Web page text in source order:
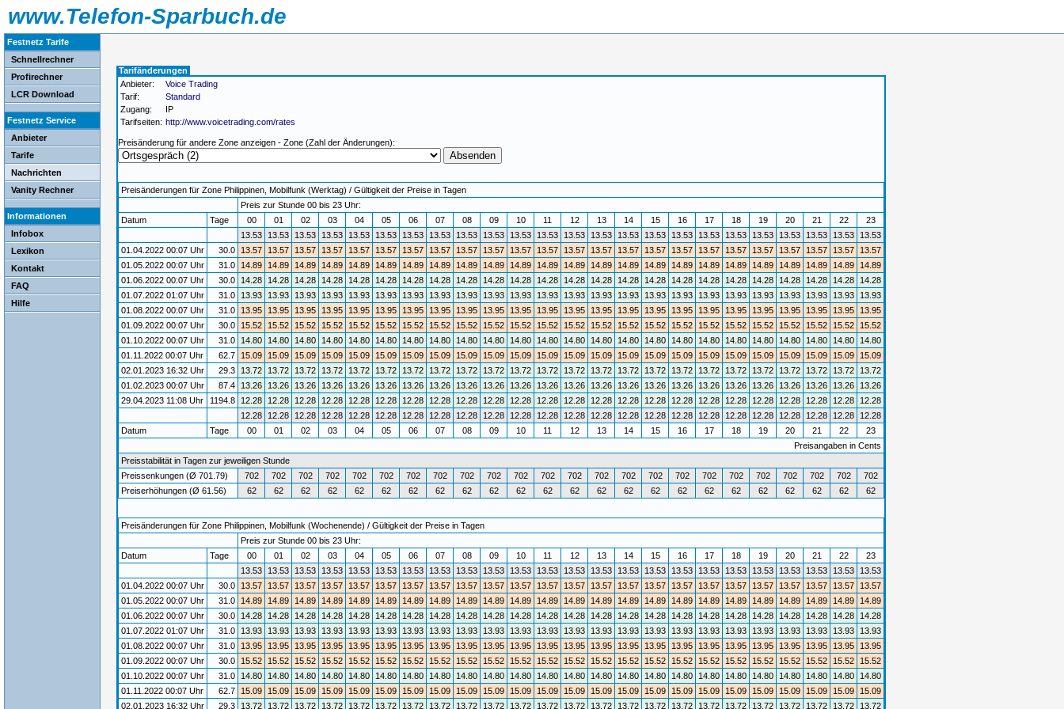
www.Telefon-Sparbuch.de
Festnetz Tarife
Schnellrechner
Profirechner
LCR Download
Festnetz Service
Anbieter
Tarife
Nachrichten
Vanity Rechner
Informationen
Infobox
Lexikon
Kontakt
FAQ
Hilfe
Tarifänderungen
Anbieter:
Voice Trading
Tarif:
Standard
Zugang:
IP
Tarifseiten: http://www.voicetrading.com/rates
Preisänderung für andere Zone anzeigen - Zone (Zahl der Änderungen):
Preisänderungen für Zone Philippinen, Mobilfunk (Werktag) / Gültigkeit der Preise in Tagen
Preis zur Stunde 00 bis 23 Uhr:
Datum
Tage 00 01 02 03 04 05 06 07 08 09 10 11 12 13 14 15 16 17 18 19 20 21 22
23
13.53
13.53 13.53 13.53 13.53 13.53 13.53 13.53 13.53 13.53 13.53 13.53 13.53 13.53 13.53 13.53 13.53 13.53 13.53 13.53 13.53 13.53 13.53
13.53
01.04.2022 00:07 Uhr
30.0 13.57 13.57 13.57 13.57 13.57 13.57 13.57 13.57 13.57 13.57 13.57 13.57 13.57 13.57 13.57 13.57 13.57 13.57 13.57 13.57 13.57 13.57 13.57
13.57
01.05.2022 00:07 Uhr
31.0 14.89 14.89 14.89 14.89 14.89 14.89 14.89 14.89 14.89 14.89 14.89 14.89 14.89 14.89 14.89 14.89 14.89 14.89 14.89 14.89 14.89 14.89 14.89
14.89
01.06.2022 00:07 Uhr
30.0 14.28 14.28 14.28 14.28 14.28 14.28 14.28 14.28 14.28 14.28 14.28 14.28 14.28 14.28 14.28 14.28 14.28 14.28 14.28 14.28 14.28 14.28 14.28
14.28
01.07.2022 01:07 Uhr
31.0 13.93 13.93 13.93 13.93 13.93 13.93 13.93 13.93 13.93 13.93 13.93 13.93 13.93 13.93 13.93 13.93 13.93 13.93 13.93 13.93 13.93 13.93 13.93
13.93
01.08.2022 00:07 Uhr
31.0 13.95 13.95 13.95 13.95 13.95 13.95 13.95 13.95 13.95 13.95 13.95 13.95 13.95 13.95 13.95 13.95 13.95 13.95 13.95 13.95 13.95 13.95 13.95
13.95
01.09.2022 00:07 Uhr
30.0 15.52 15.52 15.52 15.52 15.52 15.52 15.52 15.52 15.52 15.52 15.52 15.52 15.52 15.52 15.52 15.52 15.52 15.52 15.52 15.52 15.52 15.52 15.52
15.52
01.10.2022 00:07 Uhr
31.0 14.80 14.80 14.80 14.80 14.80 14.80 14.80 14.80 14.80 14.80 14.80 14.80 14.80 14.80 14.80 14.80 14.80 14.80 14.80 14.80 14.80 14.80 14.80
14.80
01.11.2022 00:07 Uhr
62.7 15.09 15.09 15.09 15.09 15.09 15.09 15.09 15.09 15.09 15.09 15.09 15.09 15.09 15.09 15.09 15.09 15.09 15.09 15.09 15.09 15.09 15.09 15.09
15.09
02.01.2023 16:32 Uhr
29.3 13.72 13.72 13.72 13.72 13.72 13.72 13.72 13.72 13.72 13.72 13.72 13.72 13.72 13.72 13.72 13.72 13.72 13.72 13.72 13.72 13.72 13.72 13.72
13.72
01.02.2023 00:07 Uhr
87.4 13.26 13.26 13.26 13.26 13.26 13.26 13.26 13.26 13.26 13.26 13.26 13.26 13.26 13.26 13.26 13.26 13.26 13.26 13.26 13.26 13.26 13.26 13.26
13.26
29.04.2023 11:08 Uhr
1194.8 12.28 12.28 12.28 12.28 12.28 12.28 12.28 12.28 12.28 12.28 12.28 12.28 12.28 12.28 12.28 12.28 12.28 12.28 12.28 12.28 12.28 12.28 12.28
12.28
12.28
12.28 12.28 12.28 12.28 12.28 12.28 12.28 12.28 12.28 12.28 12.28 12.28 12.28 12.28 12.28 12.28 12.28 12.28 12.28 12.28 12.28 12.28
12.28
Datum
Tage 00 01 02 03 04 05 06 07 08 09 10 11 12 13 14 15 16 17 18 19 20 21 22
23
Preisangaben in Cents
Preisstabilität in Tagen zur jeweiligen Stunde
Preissenkungen (Ø 701.79)
702 702 702 702 702 702 702 702 702 702 702 702 702 702 702 702 702 702 702 702 702 702 702
702
Preiserhöhungen (Ø 61.56)
62 62 62 62 62 62 62 62 62 62 62 62 62 62 62 62 62 62 62 62 62 62 62 62
Preisänderungen für Zone Philippinen, Mobilfunk (Wochenende) / Gültigkeit der Preise in Tagen
Preis zur Stunde 00 bis 23 Uhr:
Datum
Tage 00 01 02 03 04 05 06 07 08 09 10 11 12 13 14 15 16 17 18 19 20 21 22
23
13.53
13.53 13.53 13.53 13.53 13.53 13.53 13.53 13.53 13.53 13.53 13.53 13.53 13.53 13.53 13.53 13.53 13.53 13.53 13.53 13.53 13.53 13.53
13.53
01.04.2022 00:07 Uhr
30.0 13.57 13.57 13.57 13.57 13.57 13.57 13.57 13.57 13.57 13.57 13.57 13.57 13.57 13.57 13.57 13.57 13.57 13.57 13.57 13.57 13.57 13.57 13.57
13.57
01.05.2022 00:07 Uhr
31.0 14.89 14.89 14.89 14.89 14.89 14.89 14.89 14.89 14.89 14.89 14.89 14.89 14.89 14.89 14.89 14.89 14.89 14.89 14.89 14.89 14.89 14.89 14.89
14.89
01.06.2022 00:07 Uhr
30.0 14.28 14.28 14.28 14.28 14.28 14.28 14.28 14.28 14.28 14.28 14.28 14.28 14.28 14.28 14.28 14.28 14.28 14.28 14.28 14.28 14.28 14.28 14.28
14.28
01.07.2022 01:07 Uhr
31.0 13.93 13.93 13.93 13.93 13.93 13.93 13.93 13.93 13.93 13.93 13.93 13.93 13.93 13.93 13.93 13.93 13.93 13.93 13.93 13.93 13.93 13.93 13.93
13.93
01.08.2022 00:07 Uhr
31.0 13.95 13.95 13.95 13.95 13.95 13.95 13.95 13.95 13.95 13.95 13.95 13.95 13.95 13.95 13.95 13.95 13.95 13.95 13.95 13.95 13.95 13.95 13.95
13.95
01.09.2022 00:07 Uhr
30.0 15.52 15.52 15.52 15.52 15.52 15.52 15.52 15.52 15.52 15.52 15.52 15.52 15.52 15.52 15.52 15.52 15.52 15.52 15.52 15.52 15.52 15.52 15.52
15.52
01.10.2022 00:07 Uhr
31.0 14.80 14.80 14.80 14.80 14.80 14.80 14.80 14.80 14.80 14.80 14.80 14.80 14.80 14.80 14.80 14.80 14.80 14.80 14.80 14.80 14.80 14.80 14.80
14.80
01.11.2022 00:07 Uhr
62.7 15.09 15.09 15.09 15.09 15.09 15.09 15.09 15.09 15.09 15.09 15.09 15.09 15.09 15.09 15.09 15.09 15.09 15.09 15.09 15.09 15.09 15.09 15.09
15.09
02.01.2023 16:32 Uhr
29.3 13.72 13.72 13.72 13.72 13.72 13.72 13.72 13.72 13.72 13.72 13.72 13.72 13.72 13.72 13.72 13.72 13.72 13.72 13.72 13.72 13.72 13.72 13.72 13.72